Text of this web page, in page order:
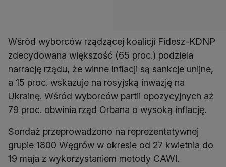
Wśród wyborców rządzącej koalicji Fidesz-KDNP
zdecydowana większość (65 proc.) podziela
narrację rządu, że winne inflacji są sankcje unijne,
a 15 proc. wskazuje na rosyjską inwazję na
Ukrainę. Wśród wyborców partii opozycyjnych aż
Sondaż przeprowadzono na reprezentatywnej
grupie 1800 Węgrów w okresie od 27 kwietnia do
19 maja z wykorzystaniem metody CAWI.